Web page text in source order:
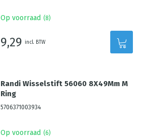
Op voorraad (8)
9,29 incl. BTW
Randi Wisselstift 56060 8X49Mm M
Ring
5706371003934
Op voorraad (6)